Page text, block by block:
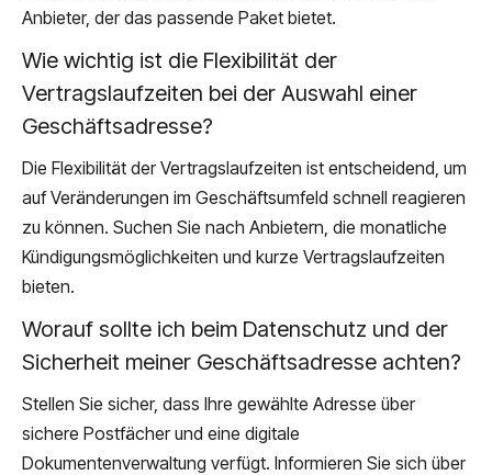
Anbieter, der das passende Paket bietet.
Wie wichtig ist die Flexibilität der
Vertragslaufzeiten bei der Auswahl einer
Geschäftsadresse?
Die Flexibilität der Vertragslaufzeiten ist entscheidend, um
auf Veränderungen im Geschäftsumfeld schnell reagieren
zu können. Suchen Sie nach Anbietern, die monatliche
Kündigungsmöglichkeiten und kurze Vertragslaufzeiten
bieten.
Worauf sollte ich beim Datenschutz und der
Sicherheit meiner Geschäftsadresse achten?
Stellen Sie sicher, dass Ihre gewählte Adresse über
sichere Postfächer und eine digitale
Dokumentenverwaltung verfügt. Informieren Sie sich über